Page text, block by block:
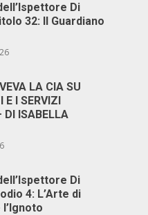
Di
32: Il Guardiano
LA CIA SU
E I SERVIZI
DI ISABELLA
Di
4: L’Arte di